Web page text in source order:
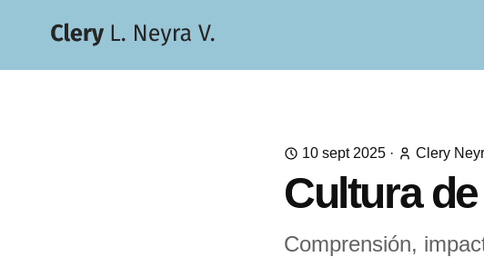
10 sept 2025 · Clery
Cultura
Comprensión,